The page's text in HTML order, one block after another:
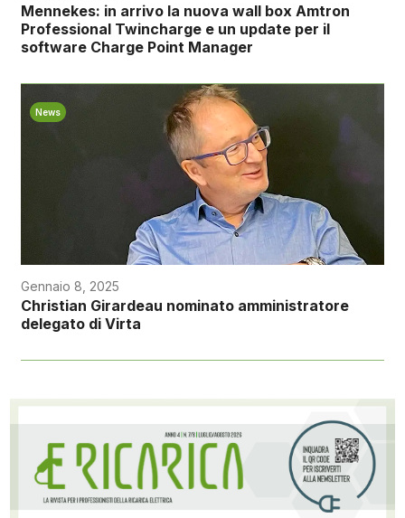
Mennekes: in arrivo la nuova wall box Amtron
Professional Twincharge e un update per il
software Charge Point Manager
News
Gennaio 8, 2025
Christian Girardeau nominato amministratore
delegato di Virta